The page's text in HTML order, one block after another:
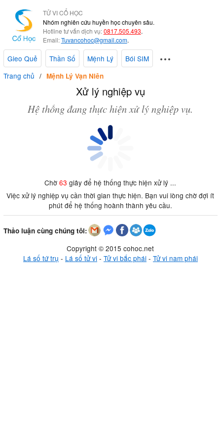
TỬ VI CỔ HỌC
Nhóm nghiên cứu huyền học chuyên sâu.
Hotline tư vấn dịch vụ:0817.505.493.
Email:Tuvancohoc@gmail.com.
Gieo Quẻ Thần Số Mệnh Lý
Bói SIM
Trang chủ
Mệnh Lý Vạn Niên
Xử lý nghiệp vụ
Hệ thống đang thực hiện xử lý nghiệp vụ.
Chờ63 giây để hệ thống thực hiện xử lý ...
Việc xử lý nghiệp vụ cần thời gian thực hiện. Bạn vui lòng chờ đợi ít
phút để hệ thống hoành thành yêu cầu.
Thảo luận cùng chúng tôi:
Copyright © 2015 cohoc.net
Lá số tứ trụ - Lá số tử vi- Tử vi bắc phái- Tử vi nam phái